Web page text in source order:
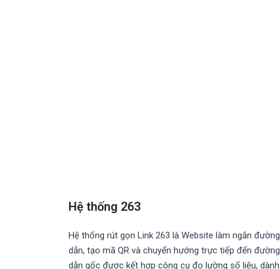
Hệ thống 263
Hệ thống rút gọn Link 263 là Website làm ngắn đường
dẫn, tạo mã QR và chuyển hướng trực tiếp đến đường
dẫn gốc được kết hợp công cụ đo lường số liệu, dành